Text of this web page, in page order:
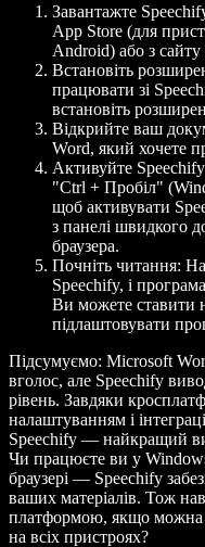
Завантажте
App Store (для
Android) або з
Встановіть
працювати зі
встановіть
Відкрийте ваш
Word, який хочете
Активуйте
"Ctrl + Пробіл"
щоб активувати
з панелі швидкого
браузера.
Почніть читання:
Speechify, і
Ви можете ставити
підлаштовувати
Підсумуємо: Microsoft
вголос, але Speechify
рівень. Завдяки
налаштуванням і
Speechify — найкращий
Чи працюєте ви у
браузері — Speechify
ваших матеріалів. Тож
платформою, якщо можна
на всіх пристроях?